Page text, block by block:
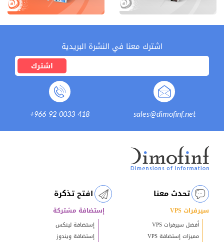
اشترك معنا في النشرة البريدية
اشترك
sales@dimofinf.net
+966 92 0033 418
تحدث معنا افتح تذكرة
سيرفرات VPS
أفضل سيرفرات VPS
مميزات إستضافة VPS
إستضافة مشتركة
إستضافة لينكس
إستضافة ويندوز